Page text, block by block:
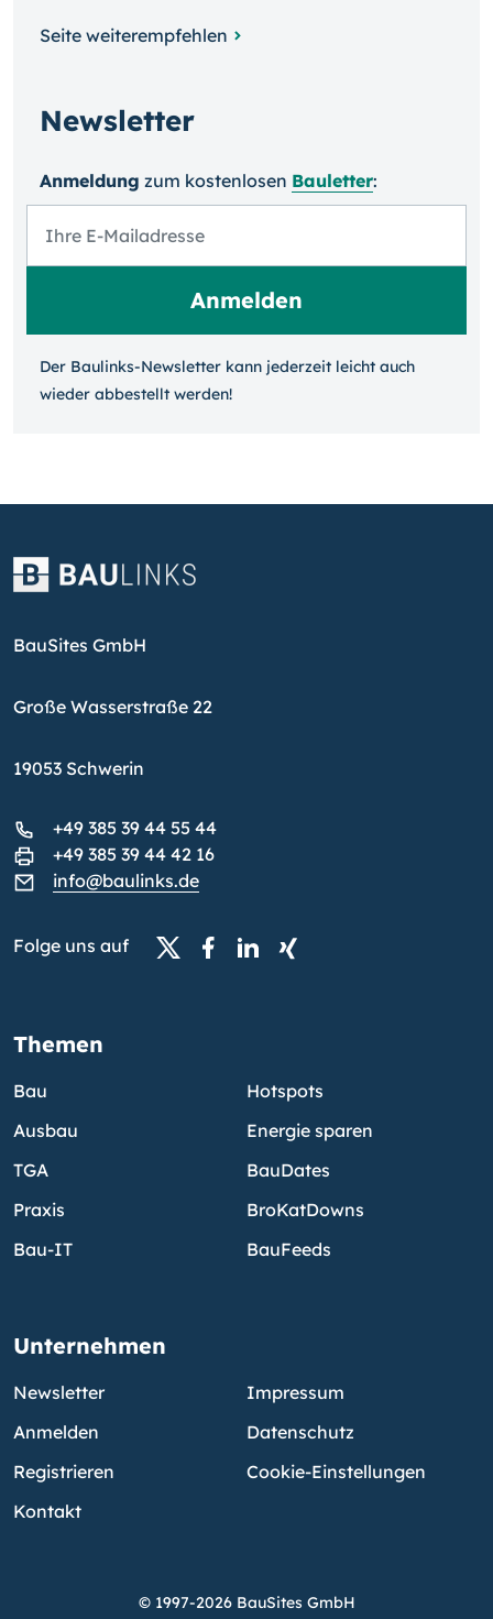
Seite weiterempfehlen
Newsletter
Anmeldung zum kosten­losen Bauletter:
Der Baulinks-Newsletter kann jeder­zeit leicht auch
wieder ab­bestellt werden!
BauSites GmbH
Große Wasserstraße 22
19053 Schwerin
+49 385 39 44 55 44
+49 385 39 44 42 16
info@baulinks.de
Folge uns auf
Themen
Bau
Ausbau
TGA
Praxis
Bau-IT
Hotspots
Energie sparen
BauDates
BroKatDowns
BauFeeds
Unternehmen
Newsletter
Anmelden
Registrieren
Kontakt
Impressum
Datenschutz
Cookie-Einstellungen
© 1997-2026 BauSites GmbH